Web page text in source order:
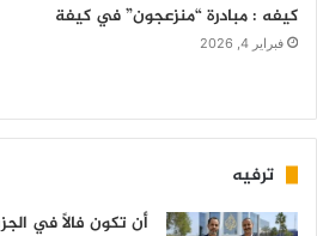
كيفه : مبادرة “منزعجون” في كيفة
فبراير 4, 2026
ترفيه
أن تكون فالاً في